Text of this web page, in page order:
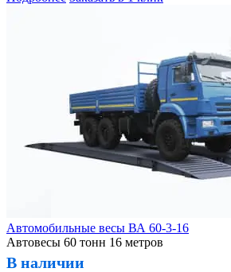
Автомобильные весы ВА 60-3-16
Автовесы 60 тонн 16 метров
В наличии